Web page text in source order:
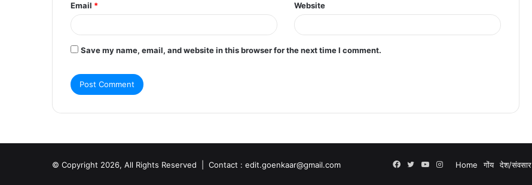
Email * Website
Save my name, email, and website in this browser for the next time I comment.
© Copyright 2026, All Rights Reserved | Contact : edit.goenkaar@gmail.com Home गोंय देश/संवसार
Facebook
TwitterYouTube
Instagram